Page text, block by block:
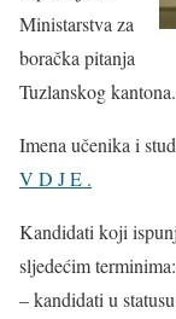
Ministarstva za
boračka pitanja
Tuzlanskog kantona.
Imena učenika i
V D J E .
Kandidati koji
sljedećim terminima:
– kandidati u